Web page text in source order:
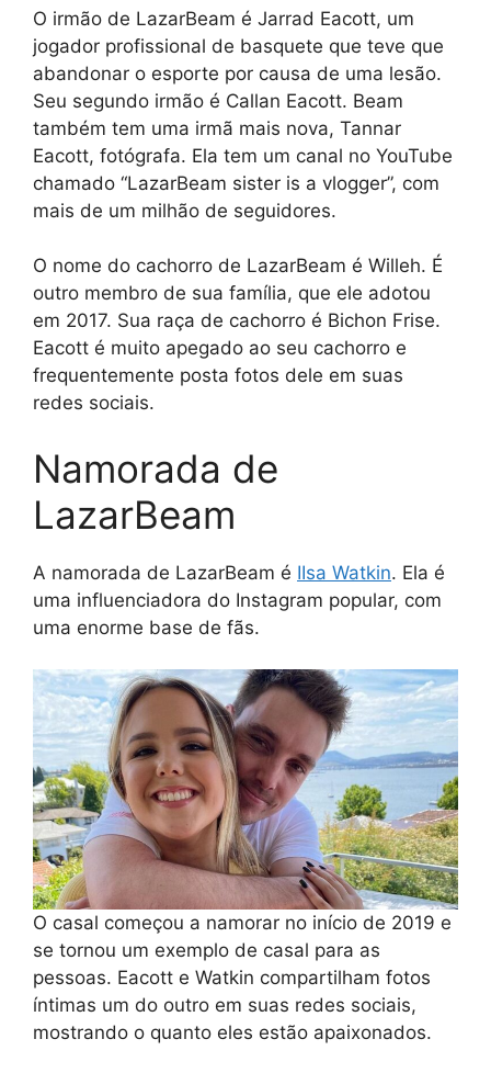
O irmão de LazarBeam é Jarrad Eacott, um
jogador profissional de basquete que teve que
abandonar o esporte por causa de uma lesão.
Seu segundo irmão é Callan Eacott. Beam
também tem uma irmã mais nova, Tannar
Eacott, fotógrafa. Ela tem um canal no YouTube
chamado “LazarBeam sister is a vlogger”, com
mais de um milhão de seguidores.
O nome do cachorro de LazarBeam é Willeh. É
outro membro de sua família, que ele adotou
em 2017. Sua raça de cachorro é Bichon Frise.
Eacott é muito apegado ao seu cachorro e
frequentemente posta fotos dele em suas
redes sociais.
Namorada de
LazarBeam
A namorada de LazarBeam é IIsa Watkin. Ela é
uma influenciadora do Instagram popular, com
uma enorme base de fãs.
O casal começou a namorar no início de 2019 e
se tornou um exemplo de casal para as
pessoas. Eacott e Watkin compartilham fotos
íntimas um do outro em suas redes sociais,
mostrando o quanto eles estão apaixonados.